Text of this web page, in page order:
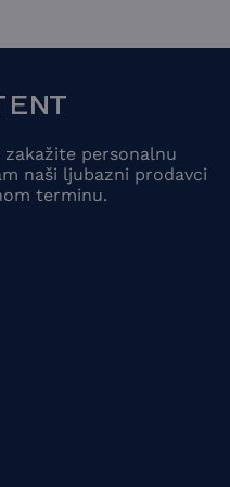
personalnu
naši ljubazni prodavci
terminu.